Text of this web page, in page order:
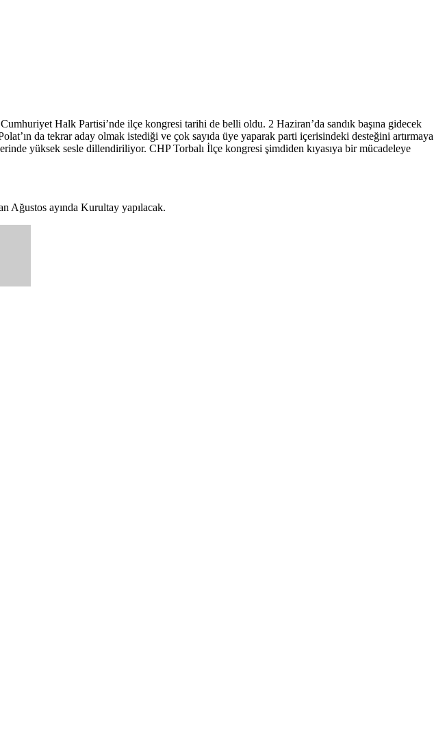
Halk Partisi’nde ilçe kongresi tarihi de belli oldu. 2 Haziran’da sandık başına gidecek
da tekrar aday olmak istediği ve çok sayıda üye yaparak parti içerisindeki desteğini artırmaya
yüksek sesle dillendiriliyor. CHP Torbalı İlçe kongresi şimdiden kıyasıya bir mücadeleye
Ağustos ayında Kurultay yapılacak.